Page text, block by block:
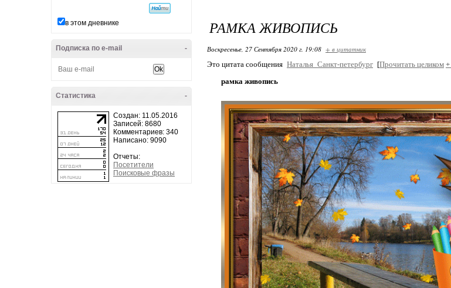
в этом дневнике
-
Подписка по e-mail
-
Статистика
Создан: 11.05.2016
Записей: 8680
Комментариев: 340
Написано: 9090
Отчеты:
Посетители
Поисковые фразы
РАМКА ЖИВОПИСЬ
Воскресенье, 27 Сентября 2020 г. 19:08 + в цитатник
Это цитата сообщения Наталья_Санкт-петербург [Прочитать целиком +
рамка живопись